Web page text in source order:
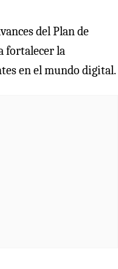
del Plan de
fortalecer la
en el mundo digital.